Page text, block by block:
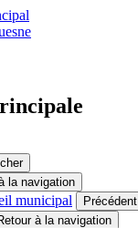
la navigation
municipal
Précédent
à la navigation